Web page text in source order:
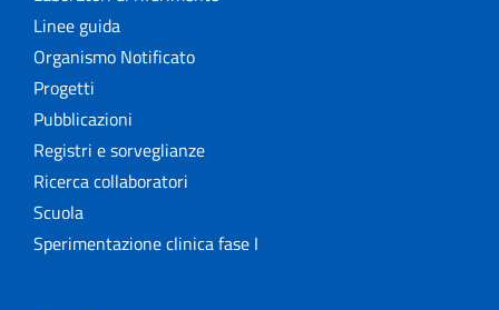
Linee guida
Organismo Notificato
Progetti
Pubblicazioni
Registri e sorveglianze
Ricerca collaboratori
Scuola
Sperimentazione clinica fase I